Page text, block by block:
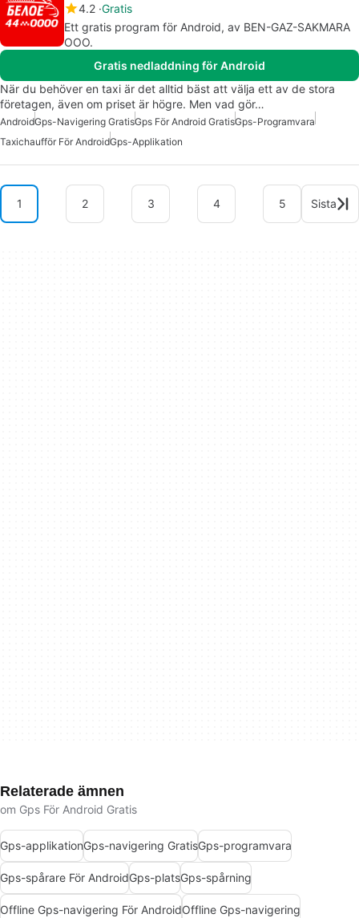
4.2 Gratis
Ett gratis program för Android, av BEN-GAZ-SAKMARA
OOO.
Gratis nedladdning för Android
När du behöver en taxi är det alltid bäst att välja ett av de stora
företagen, även om priset är högre. Men vad gör…
AndroidGps-Navigering GratisGps För Android GratisGps-Programvara
Taxichaufför För AndroidGps-Applikation
1 2 3 4 5 Sista
Relaterade ämnen
om Gps För Android Gratis
Gps-applikationGps-navigering GratisGps-programvara
Gps-spårare För AndroidGps-platsGps-spårning
Offline Gps-navigering För AndroidOffline Gps-navigering